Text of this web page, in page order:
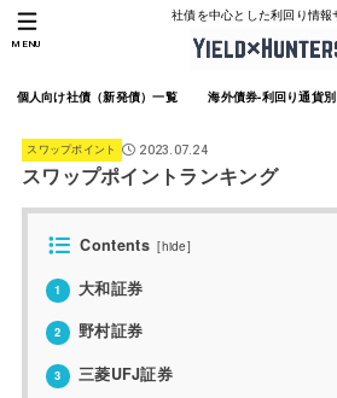
社債を中心とした利回り情報
個人向け社債（新発債）一覧 海外債券-利回り通貨
MENU
スワップポイント 2023.07.24
スワップポイントランキング
Contents [hide]
1 大和証券
2 野村証券
3 三菱UFJ証券